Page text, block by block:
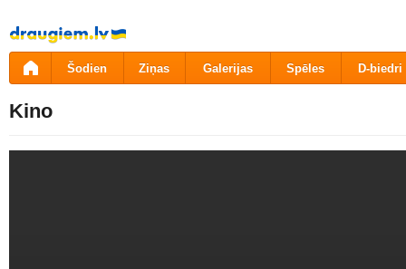
Pāriet
uz
saturu
Šodien Ziņas Galerijas Spēles D-biedri
Kino